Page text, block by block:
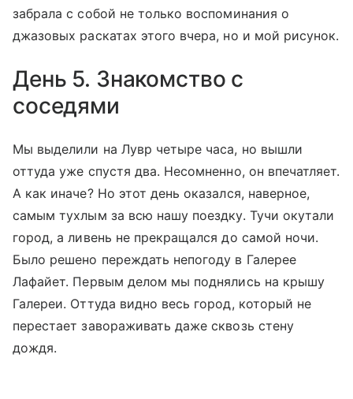
забрала с собой не только воспоминания о
джазовых раскатах этого вчера, но и мой рисунок.
День 5. Знакомство с
соседями
Мы выделили на Лувр четыре часа, но вышли
оттуда уже спустя два. Несомненно, он впечатляет.
А как иначе? Но этот день оказался, наверное,
самым тухлым за всю нашу поездку. Тучи окутали
город, а ливень не прекращался до самой ночи.
Было решено переждать непогоду в Галерее
Лафайет. Первым делом мы поднялись на крышу
Галереи. Оттуда видно весь город, который не
перестает завораживать даже сквозь стену
дождя.